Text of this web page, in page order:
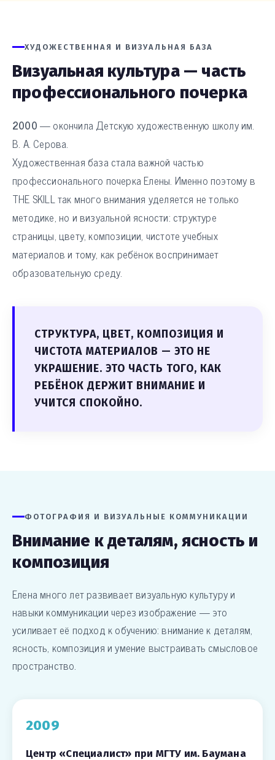
ХУДОЖЕСТВЕННАЯ И ВИЗУАЛЬНАЯ БАЗА
Визуальная культура — часть
профессионального почерка
2000— окончила Детскую художественную школу им.
В. А. Серова.
Художественная база стала важной частью
профессионального почерка Елены. Именно поэтому в
THE SKILL так много внимания уделяется не только
методике, но и визуальной ясности: структуре
страницы, цвету, композиции, чистоте учебных
материалов и тому, как ребёнок воспринимает
образовательную среду.
СТРУКТУРА, ЦВЕТ, КОМПОЗИЦИЯ И
ЧИСТОТА МАТЕРИАЛОВ — ЭТО НЕ
УКРАШЕНИЕ. ЭТО ЧАСТЬ ТОГО, КАК
РЕБЁНОК ДЕРЖИТ ВНИМАНИЕ И
УЧИТСЯ СПОКОЙНО.
ФОТОГРАФИЯ И ВИЗУАЛЬНЫЕ КОММУНИКАЦИИ
Внимание к деталям, ясность и
композиция
Елена много лет развивает визуальную культуру и
навыки коммуникации через изображение — это
усиливает её подход к обучению: внимание к деталям,
ясность, композиция и умение выстраивать смысловое
пространство.
2009
Центр «Специалист» при МГТУ им. Баумана